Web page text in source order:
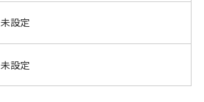
未設定
未設定